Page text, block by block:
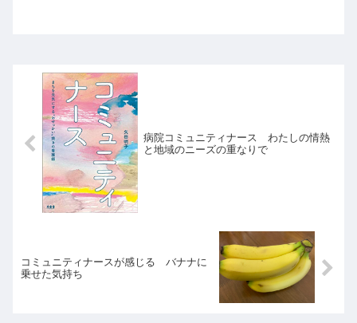
病院コミュニティナース わたしの情熱
と地域のニーズの重なりで
コミュニティナースが感じる バナナに
乗せた気持ち